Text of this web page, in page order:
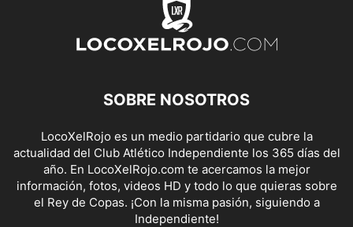
SOBRE NOSOTROS
LocoXelRojo es un medio partidario que cubre la
actualidad del Club Atlético Independiente los 365 días del
año. En LocoXelRojo.com te acercamos la mejor
información, fotos, videos HD y todo lo que quieras sobre
el Rey de Copas. ¡Con la misma pasión, siguiendo a
Independiente!